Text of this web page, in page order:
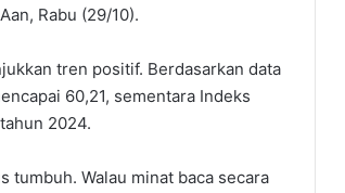
Rabu (29/10).
tren positif. Berdasarkan data
60,21, sementara Indeks
2024.
tumbuh. Walau minat baca secara